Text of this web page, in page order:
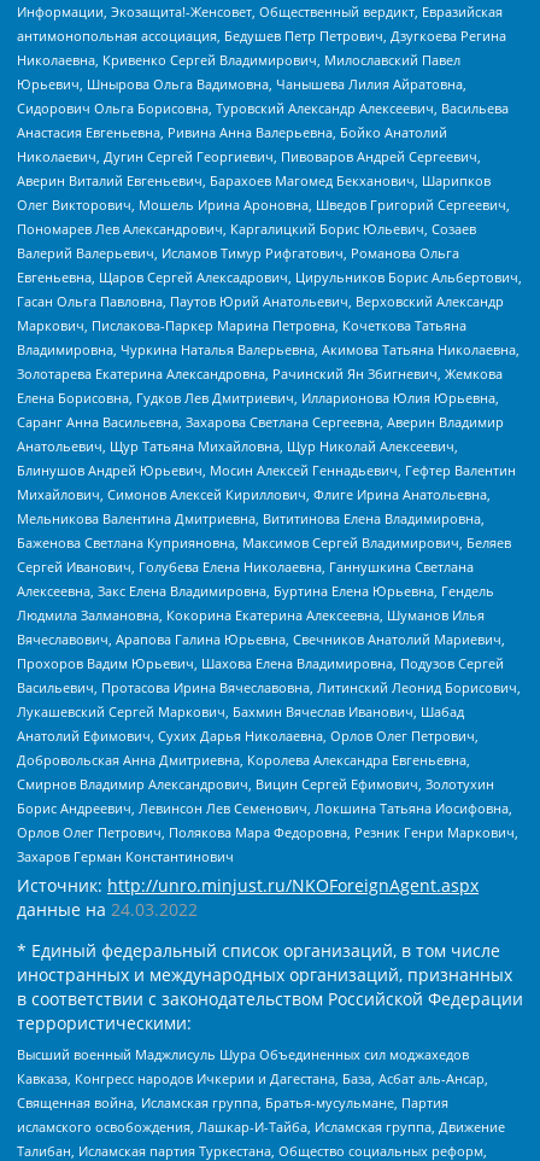
Информации, Экозащита!-Женсовет, Общественный вердикт, Евразийская
антимонопольная ассоциация, Бедушев Петр Петрович, Дзугкоева Регина
Николаевна, Кривенко Сергей Владимирович, Милославский Павел
Юрьевич, Шнырова Ольга Вадимовна, Чанышева Лилия Айратовна,
Сидорович Ольга Борисовна, Туровский Александр Алексеевич, Васильева
Анастасия Евгеньевна, Ривина Анна Валерьевна, Бойко Анатолий
Николаевич, Дугин Сергей Георгиевич, Пивоваров Андрей Сергеевич,
Аверин Виталий Евгеньевич, Барахоев Магомед Бекханович, Шарипков
Олег Викторович, Мошель Ирина Ароновна, Шведов Григорий Сергеевич,
Пономарев Лев Александрович, Каргалицкий Борис Юльевич, Созаев
Валерий Валерьевич, Исламов Тимур Рифгатович, Романова Ольга
Евгеньевна, Щаров Сергей Алексадрович, Цирульников Борис Альбертович,
Гасан Ольга Павловна, Паутов Юрий Анатольевич, Верховский Александр
Маркович, Пислакова-Паркер Марина Петровна, Кочеткова Татьяна
Владимировна, Чуркина Наталья Валерьевна, Акимова Татьяна Николаевна,
Золотарева Екатерина Александровна, Рачинский Ян Збигневич, Жемкова
Елена Борисовна, Гудков Лев Дмитриевич, Илларионова Юлия Юрьевна,
Саранг Анна Васильевна, Захарова Светлана Сергеевна, Аверин Владимир
Анатольевич, Щур Татьяна Михайловна, Щур Николай Алексеевич,
Блинушов Андрей Юрьевич, Мосин Алексей Геннадьевич, Гефтер Валентин
Михайлович, Симонов Алексей Кириллович, Флиге Ирина Анатольевна,
Мельникова Валентина Дмитриевна, Вититинова Елена Владимировна,
Баженова Светлана Куприяновна, Максимов Сергей Владимирович, Беляев
Сергей Иванович, Голубева Елена Николаевна, Ганнушкина Светлана
Алексеевна, Закс Елена Владимировна, Буртина Елена Юрьевна, Гендель
Людмила Залмановна, Кокорина Екатерина Алексеевна, Шуманов Илья
Вячеславович, Арапова Галина Юрьевна, Свечников Анатолий Мариевич,
Прохоров Вадим Юрьевич, Шахова Елена Владимировна, Подузов Сергей
Васильевич, Протасова Ирина Вячеславовна, Литинский Леонид Борисович,
Лукашевский Сергей Маркович, Бахмин Вячеслав Иванович, Шабад
Анатолий Ефимович, Сухих Дарья Николаевна, Орлов Олег Петрович,
Добровольская Анна Дмитриевна, Королева Александра Евгеньевна,
Смирнов Владимир Александрович, Вицин Сергей Ефимович, Золотухин
Борис Андреевич, Левинсон Лев Семенович, Локшина Татьяна Иосифовна,
Орлов Олег Петрович, Полякова Мара Федоровна, Резник Генри Маркович,
Захаров Герман Константинович
Источник: http://unro.minjust.ru/NKOForeignAgent.aspx
данные на 24.03.2022
* Единый федеральный список организаций, в том числе
иностранных и международных организаций, признанных
в соответствии с законодательством Российской Федерации
террористическими:
Высший военный Маджлисуль Шура Объединенных сил моджахедов
Кавказа, Конгресс народов Ичкерии и Дагестана, База, Асбат аль-Ансар,
Священная война, Исламская группа, Братья-мусульмане, Партия
исламского освобождения, Лашкар-И-Тайба, Исламская группа, Движение
Талибан, Исламская партия Туркестана, Общество социальных реформ,